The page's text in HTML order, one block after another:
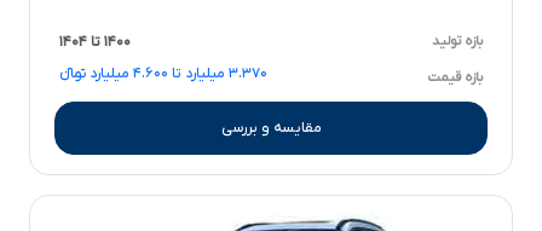
بازه تولید ۱۴۰۰ تا ۱۴۰۴
بازه قیمت ۳.۳۷۰ میلیارد تا ۴.۶۰۰ میلیارد تومانءءء
مقایسه و بررسی